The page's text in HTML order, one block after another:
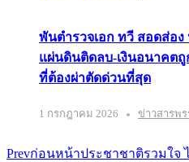
พันตำรวจเอก ทวี สอดส่อ
แผ่นดินติดลบ-เงินอนาคต
ที่ต้องผ่าตัดด่วนที่สุด
1 กรกฎาคม 2026 ข่าวสารพ
Prevก่อนหน้าประชาชาติรวมใจ